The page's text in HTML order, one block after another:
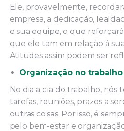
Ele, provavelmente,
empresa, a dedicação,
e sua equipe, o que
que ele tem em relação à
Atitudes assim podem ser
Organização no
No dia a dia do trabalho, nós
tarefas, reuniões, prazos a
outras coisas. Por isso, é
pelo bem-estar e